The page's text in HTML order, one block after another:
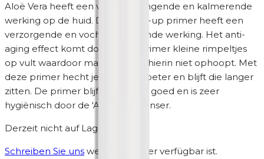
Aloë Vera heeft een vochtinbrengende en kalmerende
werking op de huid. Deze make-up primer heeft een
verzorgende en vochtinbrengende werking. Het anti-
aging effect komt doordat de primer kleine rimpeltjes
op vult waardoor make-up zich hierin niet ophoopt. Met
deze primer hecht je make-up beter en blijft die langer
zitten. De primer blijft extra lang goed en is zeer
hygiënisch door de 'Airless ' dispenser.
Derzeit nicht auf Lager
Schreiben Sie uns wenn es wieder verfügbar ist.